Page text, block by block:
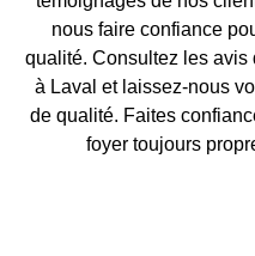
nous faire confiance
qualité. Consultez les avis
à Laval et laissez-nous
de qualité. Faites
foyer toujours